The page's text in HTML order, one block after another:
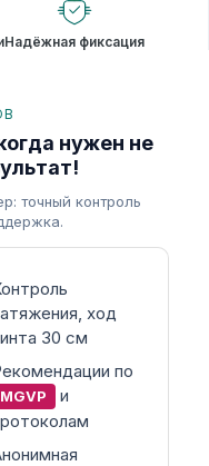
Надёжная фиксация
нужен не
точный контроль
ход
30 см
по
MGVP
и